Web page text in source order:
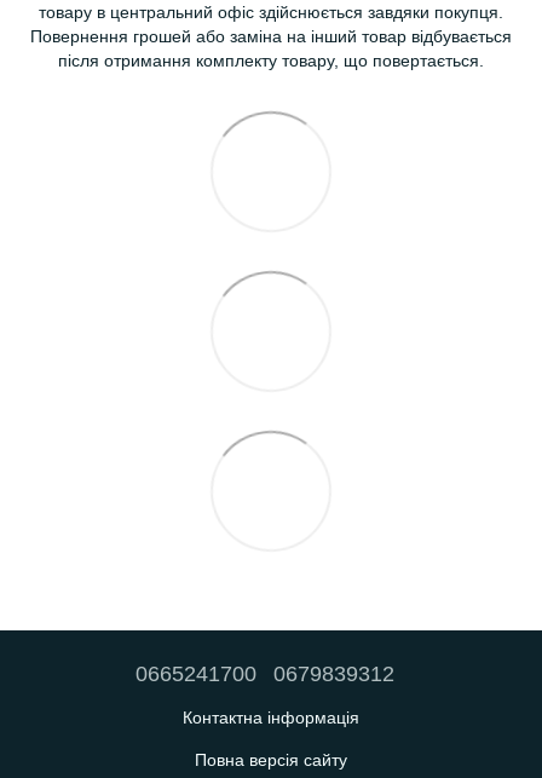
товару в центральний офіс здійснюється завдяки покупця.
Повернення грошей або заміна на інший товар відбувається
після отримання комплекту товару, що повертається.
0665241700 0679839312
Контактна інформація
Повна версія сайту